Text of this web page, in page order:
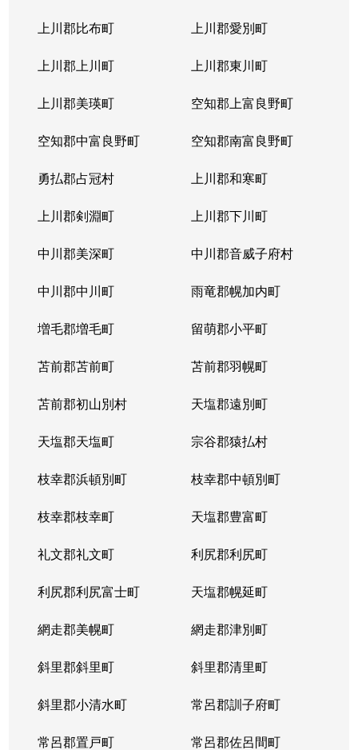
上川郡比布町 上川郡愛別町
上川郡上川町 上川郡東川町
上川郡美瑛町 空知郡上富良野町
空知郡中富良野町 空知郡南富良野町
勇払郡占冠村 上川郡和寒町
上川郡剣淵町 上川郡下川町
中川郡美深町 中川郡音威子府村
中川郡中川町 雨竜郡幌加内町
増毛郡増毛町 留萌郡小平町
苫前郡苫前町 苫前郡羽幌町
苫前郡初山別村 天塩郡遠別町
天塩郡天塩町 宗谷郡猿払村
枝幸郡浜頓別町 枝幸郡中頓別町
枝幸郡枝幸町 天塩郡豊富町
礼文郡礼文町 利尻郡利尻町
利尻郡利尻富士町 天塩郡幌延町
網走郡美幌町 網走郡津別町
斜里郡斜里町 斜里郡清里町
斜里郡小清水町 常呂郡訓子府町
常呂郡置戸町 常呂郡佐呂間町